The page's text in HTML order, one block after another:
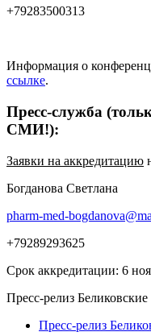
+79283500313
Информация о
ссылке.
Пресс-служба
СМИ!):
Заявки на аккредитацию
Богданова Светлана
pharm-med-
+79289293625
Срок аккредитации: 6
Пресс-релиз
Пресс-релиз